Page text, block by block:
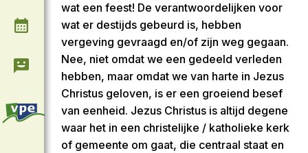
wat een feest! De verantwoordelijken voor
wat er destijds gebeurd is, hebben
vergeving gevraagd en/of zijn weg gegaan.
Nee, niet omdat we een gedeeld verleden
hebben, maar omdat we van harte in Jezus
Christus geloven, is er een groeiend besef
van eenheid. Jezus Christus is altijd degene
waar het in een christelijke / katholieke kerk
of gemeente om gaat, die centraal staat en
Agenda
Contact & Informatie